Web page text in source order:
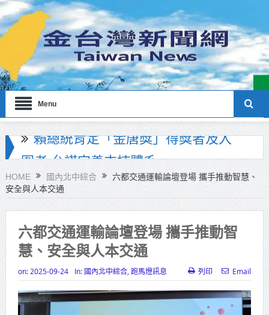
Menu
海巡署南部分署主官大換血 蔡順元
勉提升巡防戰力
北市鮮奶週報再升級！8月31日補助
擴大至國中生
雙北合作里程碑！萬大線動態測試
侯友宜蔣萬安攜手視察
北形象館亮相
HOME 國內北中綜合
六都交通運輸論壇登場 攜手推動智慧、
安全與人本交通
六都交通運輸論壇登場 攜手推動智
慧、安全與人本交通
on: 2025-09-24 In: 國內北中綜合, 跑馬燈訊息 列印 Email